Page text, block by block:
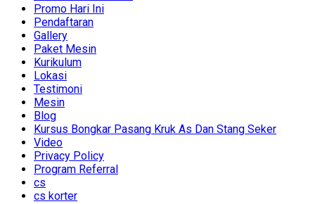
Promo Hari Ini
Pendaftaran
Gallery
Paket Mesin
Kurikulum
Lokasi
Testimoni
Mesin
Blog
Kursus Bongkar Pasang Kruk As Dan Stang Seker
Video
Privacy Policy
Program Referral
cs
cs korter